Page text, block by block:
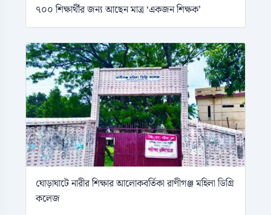
৭০০ শিক্ষার্থীর জন্য আছেন মাত্র ‘একজন শিক্ষক’
ঘোড়াঘাটে নারীর শিক্ষার আলোকবর্তিকা রাণীগঞ্জ মহিলা ডিগ্রি
কলেজ